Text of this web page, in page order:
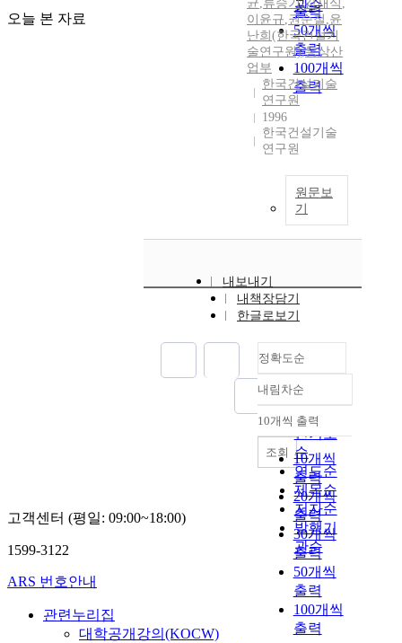
오늘 본 자료
관순
출력
50개씩
출력
100개씩
출력
균,류승기,강재식 ,
이윤규,권순철 ,윤
난희(한국건설기
술연구원),통상산
업부
한국건설기술
연구원
1996
한국건설기술
연구원
원문보
기
내보내기
내책장담기
한글로보기
정확도순
정확도
순
인기도
순
연도순
제목순
저자순
발행기
관순
내림차순
내림차순
10개씩 출력
10개씩
출력
20개씩
출력
30개씩
출력
50개씩
출력
100개씩
출력
조회
고객센터 (평일: 09:00~18:00)
1599-3122
ARS 번호안내
관련누리집
대학공개강의(KOCW)